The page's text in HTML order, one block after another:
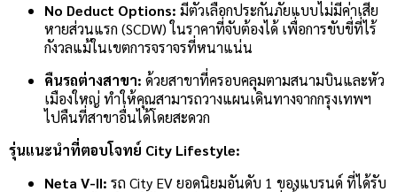
No Deduct Options: มีตัวเลือกประกันภัยแบบไม่มีค่าเสีย
หายส่วนแรก (SCDW) ในราคาที่จับต้องได้ เพื่อการขับขี่ที่ไร้
กังวลแม้ในเขตการจราจรที่หนาแน่น
คืนรถต่างสาขา: ด้วยสาขาที่ครอบคลุมตามสนามบินและหัว
เมืองใหญ่ ทำให้คุณสามารถวางแผนเดินทางจากกรุงเทพฯ
ไปคืนที่สาขาอื่นได้โดยสะดวก
รุ่นแนะนำที่ตอบโจทย์ City Lifestyle:
Neta V-II: รถ City EV ยอดนิยมอันดับ 1 ของแบรนด์ ที่ได้รับ